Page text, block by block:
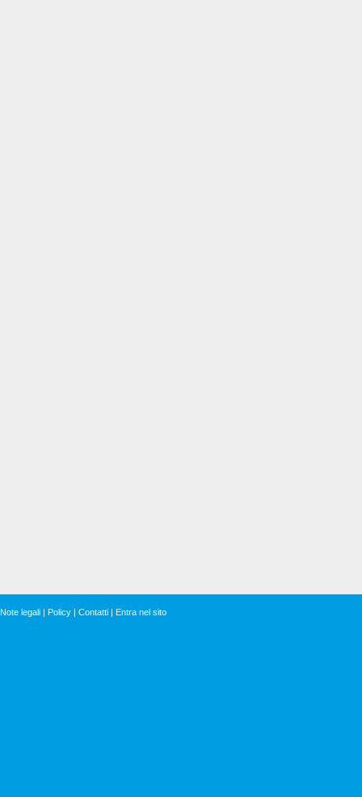
Note legali Policy Contatti Entra nel sito